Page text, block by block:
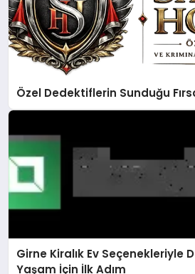
Özel Dedektiflerin Sunduğu
Girne Kiralık Ev Seçenekleriyle
Yaşam İçin İlk Adım